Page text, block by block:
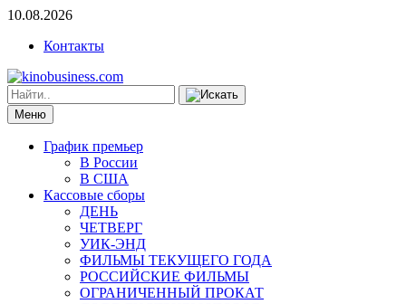
10.08.2026
Контакты
Меню
График премьер
В России
В США
Кассовые сборы
ДЕНЬ
ЧЕТВЕРГ
УИК-ЭНД
ФИЛЬМЫ ТЕКУЩЕГО ГОДА
РОССИЙСКИЕ ФИЛЬМЫ
ОГРАНИЧЕННЫЙ ПРОКАТ